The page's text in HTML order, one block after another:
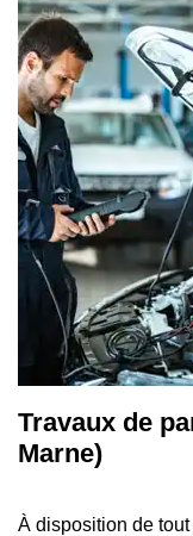
Travaux de
Marne)
À disposition de